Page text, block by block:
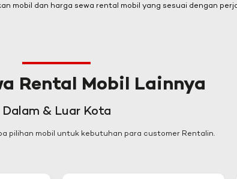
mobil dan harga sewa rental mobil yang sesuai dengan
Rental Mobil Lainnya
Dalam & Luar Kota
pilihan mobil untuk kebutuhan para customer Rentalin.